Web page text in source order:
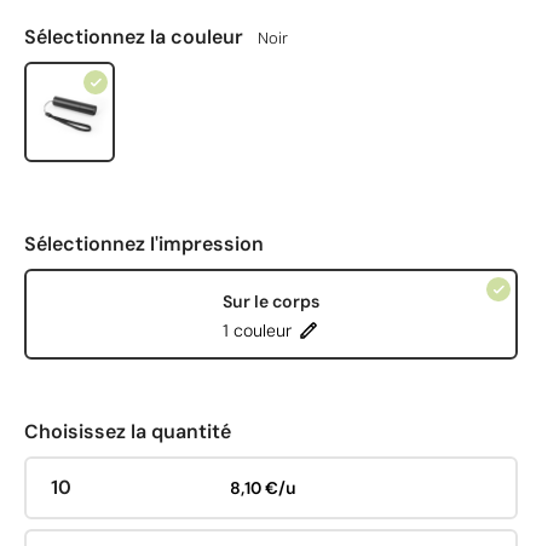
Sélectionnez la couleur Noir
Sélectionnez l'impression
Sur le corps
1 couleur
Choisissez la quantité
10 8,10 €/u